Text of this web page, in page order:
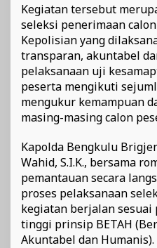
Kegiatan tersebut
seleksi penerimaan
Kepolisian yang
transparan, akuntabel
pelaksanaan uji
peserta mengikuti
mengukur kemampuan
masing-masing calon
Kapolda Bengkulu
Wahid, S.I.K., bersama
pemantauan secara
proses pelaksanaan
kegiatan berjalan
tinggi prinsip BETAH
Akuntabel dan Humanis).